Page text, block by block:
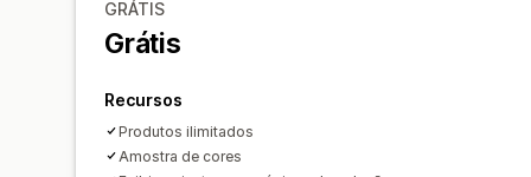
GRÁTIS
Grátis
Recursos
Produtos ilimitados
Amostra de cores